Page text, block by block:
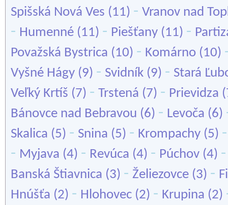
Spišská Nová Ves (11) - Vranov nad
- Humenné (11) - Piešťany (11) -
Považská Bystrica (10) - Komárno (10)
Vyšné Hágy (9) - Svidník (9) - Stará
Veľký Krtíš (7) - Trstená (7) - Prievidza
Bánovce nad Bebravou (6) - Levoča (6)
Skalica (5) - Snina (5) - Krompachy (5)
- Myjava (4) - Revúca (4) - Púchov (4)
Banská Štiavnica (3) - Želiezovce (3) -
Hnúšťa (2) - Hlohovec (2) - Krupina (2)